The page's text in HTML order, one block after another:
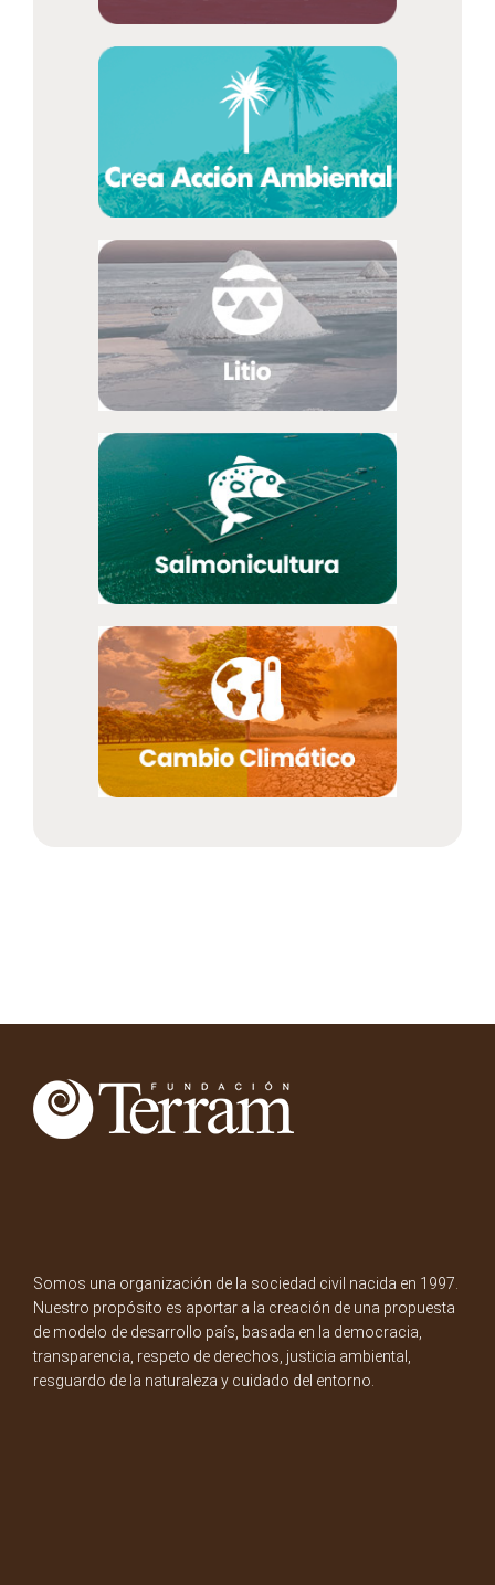
Somos una organización de la sociedad civil nacida en 1997.
Nuestro propósito es aportar a la creación de una propuesta
de modelo de desarrollo país, basada en la democracia,
transparencia, respeto de derechos, justicia ambiental,
resguardo de la naturaleza y cuidado del entorno.